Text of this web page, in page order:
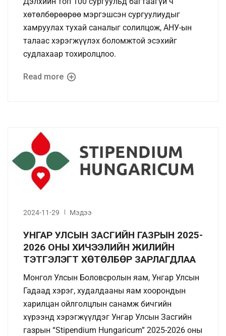
хөтөлбөрөөрөө мэргэшсэн сургуулиудыг
хамруулах тухай саналыг солилцож, АНУ-ын
талаас хэрэгжүүлэх боломжтой эсэхийг
судлахаар тохиролцлоо.
Read more
2024-11-29 Мэдээ
УНГАР УЛСЫН ЗАСГИЙН ГАЗРЫН 2025-
2026 ОНЫ ХИЧЭЭЛИЙН ЖИЛИЙН
ТЭТГЭЛЭГТ ХӨТӨЛБӨР ЗАРЛАГДЛАА
Монгол Улсын Боловсролын яам, Унгар Улсын
Гадаад хэрэг, худалдааны яам хоорондын
харилцан ойлголцлын санамж бичгийн
хүрээнд хэрэгжүүлдэг Унгар Улсын Засгийн
газрын “Stipendium Hungaricum” 2025-2026 оны